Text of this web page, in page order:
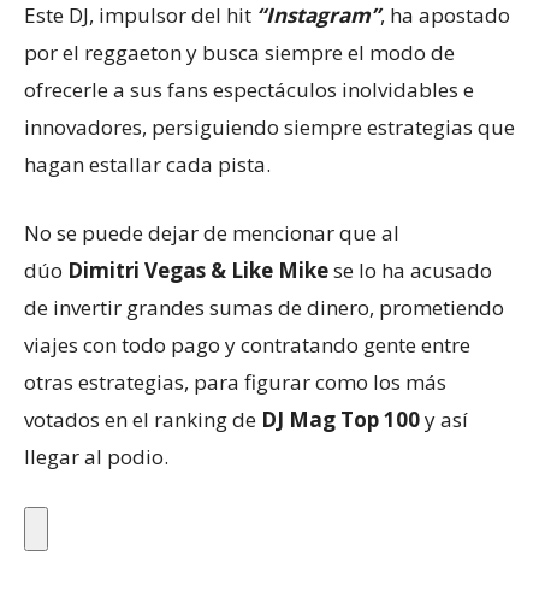
Este DJ, impulsor del hit “Instagram”, ha apostado
por el reggaeton y busca siempre el modo de
ofrecerle a sus fans espectáculos inolvidables e
innovadores, persiguiendo siempre estrategias que
hagan estallar cada pista.
No se puede dejar de mencionar que al
dúo Dimitri Vegas & Like Mikese lo ha acusado
de invertir grandes sumas de dinero, prometiendo
viajes con todo pago y contratando gente entre
otras estrategias, para figurar como los más
votados en el ranking de DJ Mag Top 100y así
llegar al podio.